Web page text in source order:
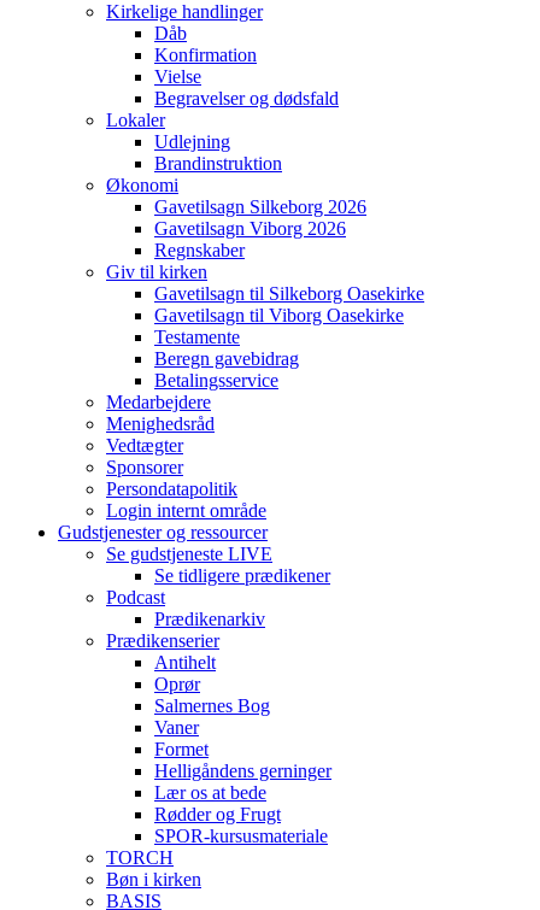
Kirkelige handlinger
Dåb
Konfirmation
Vielse
Begravelser og dødsfald
Lokaler
Udlejning
Brandinstruktion
Økonomi
Gavetilsagn Silkeborg 2026
Gavetilsagn Viborg 2026
Regnskaber
Giv til kirken
Gavetilsagn til Silkeborg Oasekirke
Gavetilsagn til Viborg Oasekirke
Testamente
Beregn gavebidrag
Betalingsservice
Medarbejdere
Menighedsråd
Vedtægter
Sponsorer
Persondatapolitik
Login internt område
Gudstjenester og ressourcer
Se gudstjeneste LIVE
Se tidligere prædikener
Podcast
Prædikenarkiv
Prædikenserier
Antihelt
Oprør
Salmernes Bog
Vaner
Formet
Helligåndens gerninger
Lær os at bede
Rødder og Frugt
SPOR-kursusmateriale
TORCH
Bøn i kirken
BASIS